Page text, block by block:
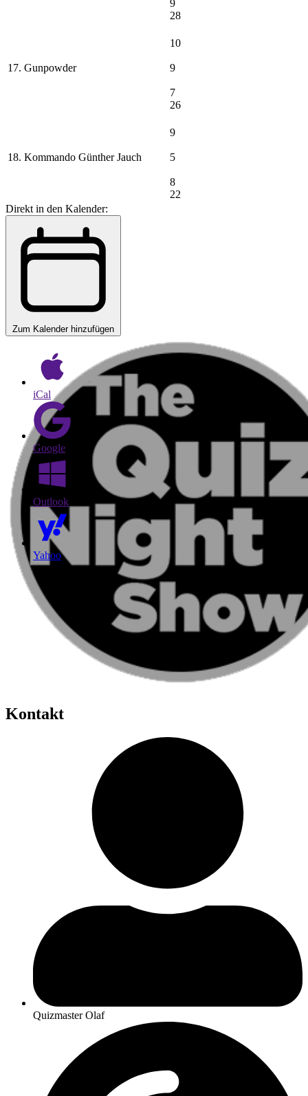
9
28
17. Gunpowder
10
9
7
26
18. Kommando Günther Jauch
9
5
8
22
Direkt in den Kalender:
Zum Kalender hinzufügen
iCal
Google
Outlook
Yahoo
Kontakt
Quizmaster Olaf